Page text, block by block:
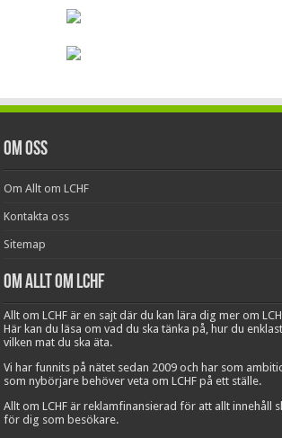
Om oss
Om Allt om LCHF
Kontakta oss
Sitemap
Om Allt om LCHF
Allt om LCHF är en sajt där du kan lära dig mer om
Här kan du läsa om vad du ska tänka på, hur du
vilken mat du ska äta.
Vi har funnits på nätet sedan 2009 och har som
som nybörjare behöver veta om LCHF på ett ställe.
Allt om LCHF är reklamfinansierad för att allt innehåll
för dig som besökare.